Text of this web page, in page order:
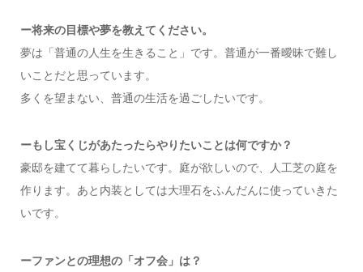
ー将来の目標や夢を教えてください。
夢は「普通の人生を生きること」です。普通が一番曖昧で難し
いことだと思っています。
多くを望まない、普通の生活を過ごしたいです。
ーもし宝くじがあたったらやりたいことは何ですか？
豪邸を建てて暮らしたいです。庭が欲しいので、人工芝の庭を
作ります。あと内装としては大理石をふんだんに使っていきた
いです。
ーファンとの理想の「オフ会」は？